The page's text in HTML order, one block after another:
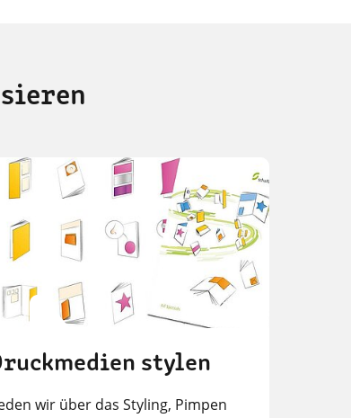
stylen
wir über das Styling, Pimpen